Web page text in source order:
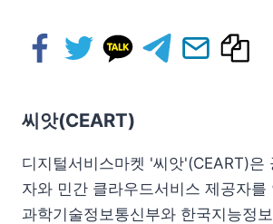
씨앗(CEART)
디지털서비스마켓 '씨앗'(CEART)은
자와 민간 클라우드서비스 제공자를
과학기술정보통신부와 한국지능정